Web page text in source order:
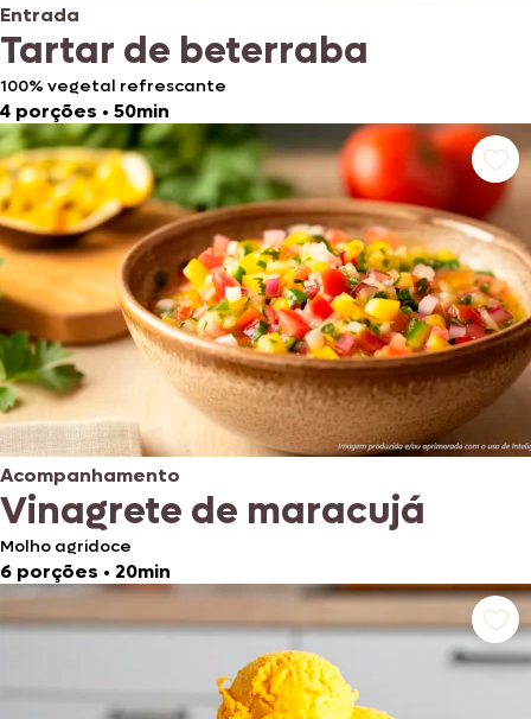
Entrada
Tartar de beterraba
100% vegetal refrescante
4 porções • 50min
Acompanhamento
Vinagrete de maracujá
Molho agridoce
6 porções • 20min